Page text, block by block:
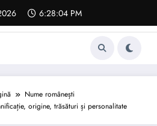
6:28:05 PM
Nume românești
origine, trăsături și personalitate